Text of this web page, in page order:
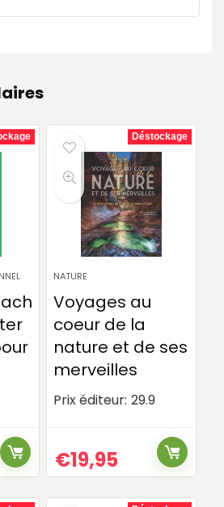
Déstockage
NATURE
Voyages au
coeur de la
nature et de ses
merveilles
Prix éditeur: 29.9
€19,95